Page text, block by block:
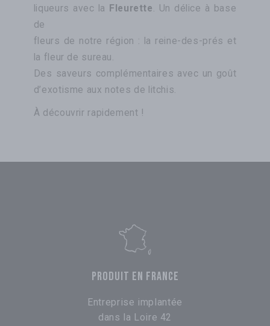
liqueurs avec la Fleurette. Un délice à base
de
fleurs de notre région : la reine-des-prés et
la fleur de sureau.
Des saveurs complémentaires avec un goût
d’exotisme aux notes de litchis.
À découvrir rapidement !
PRODUIT EN FRANCE
Entreprise implantée
dans la Loire 42